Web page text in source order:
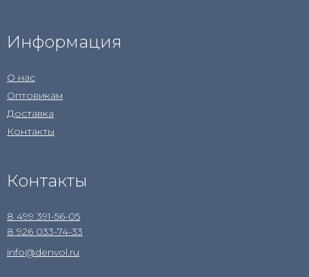
Информация
О нас
Оптовикам
Доставка
Контакты
Контакты
8 499 391-56-05
8 926 033-74-33
info@denvol.ru